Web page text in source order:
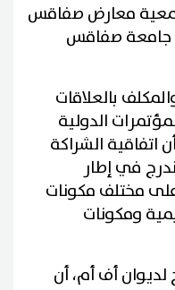
معارض صفاقس
جامعة صفاقس
بالعلاقات
الدولية
اتفاقية الشراكة
في إطار
على مختلف مكونات
ومكونات
أف أم، أن